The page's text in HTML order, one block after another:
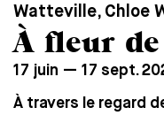
Watteville, Chloe
À fleur
17 juin — 17 sept.
À travers le regard